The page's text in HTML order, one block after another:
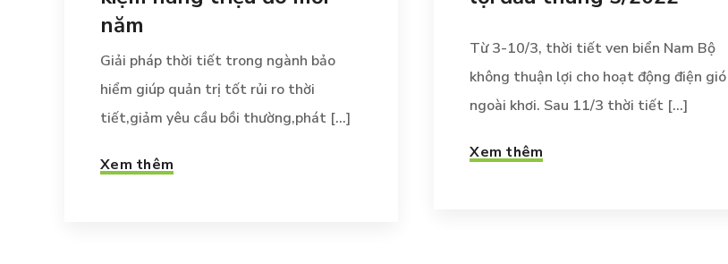
năm
Giải pháp thời tiết trong ngành bảo
hiểm giúp quản trị tốt rủi ro thời
tiết,giảm yêu cầu bồi thường,phát [...]
Xem thêm
Từ 3-10/3, thời tiết ven biển Nam Bộ
không thuận lợi cho hoạt động điện gió
ngoài khơi. Sau 11/3 thời tiết [...]
Xem thêm